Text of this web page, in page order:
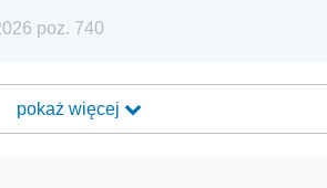
poz. 740
pokaż więcej